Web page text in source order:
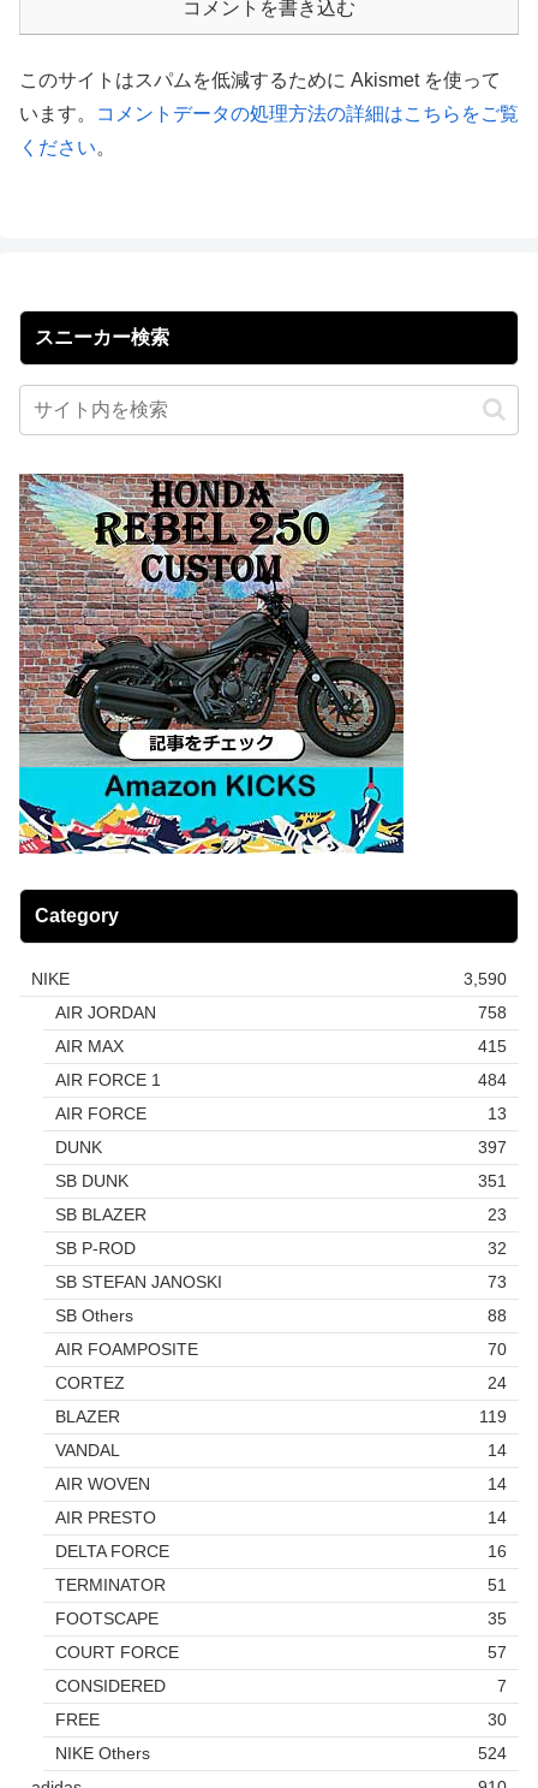
コメントを書き込む
このサイトはスパムを低減するために Akismet を使って
います。
コメントデータの処理方法の詳細はこちらをご覧
ください。
スニーカー検索
Category
NIKE
3,590
AIR JORDAN
758
AIR MAX
415
AIR FORCE 1
484
AIR FORCE
13
DUNK
397
SB DUNK
351
SB BLAZER
23
SB P-ROD
32
SB STEFAN JANOSKI
73
SB Others
88
AIR FOAMPOSITE
70
CORTEZ
24
BLAZER
119
VANDAL
14
AIR WOVEN
14
AIR PRESTO
14
DELTA FORCE
16
TERMINATOR
51
FOOTSCAPE
35
COURT FORCE
57
CONSIDERED
7
FREE
30
NIKE Others
524